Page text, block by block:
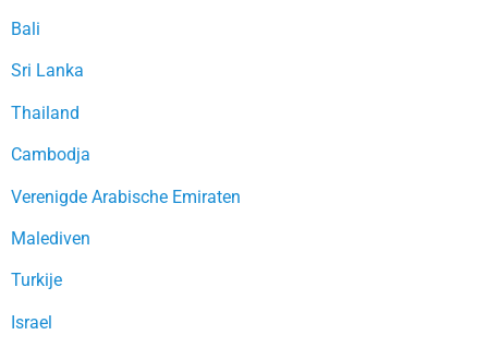
Bali
Sri Lanka
Thailand
Cambodja
Verenigde Arabische Emiraten
Malediven
Turkije
Israel